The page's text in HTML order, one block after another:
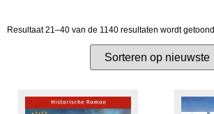
Resultaat 21–40 van de 1140 resultaten wordt getoond